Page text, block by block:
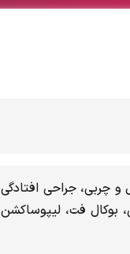
چربی، جراحی افتادگی
بوکال فت، لیپوساکشن